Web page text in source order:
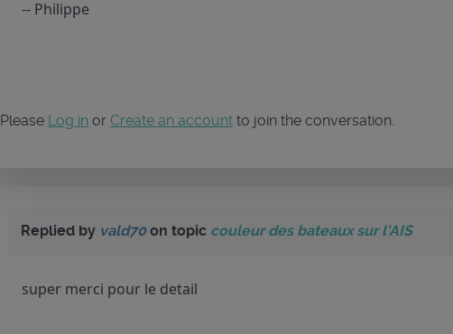
-- Philippe
Please Log in or Create an account to join the conversation.
Replied by vald70on topic couleur des bateaux sur l'AIS
super merci pour le detail